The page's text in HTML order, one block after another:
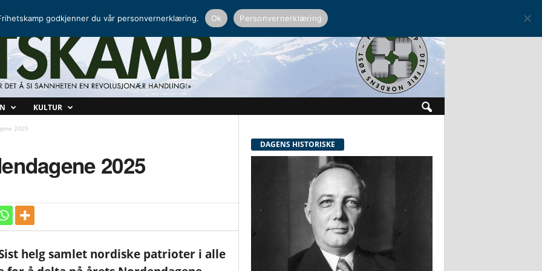
KULTUR
2025
2025
helg samlet nordiske patrioter i alle
DAGENS HISTORISKE
godkjenner du vår personvernerklæring. Ok Personvernerklæring